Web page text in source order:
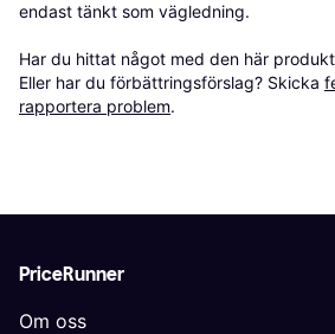
endast tänkt som vägledning.
Har du hittat något med den här
Eller har du förbättringsförslag? Skicka
rapportera problem.
PriceRunner
Om oss